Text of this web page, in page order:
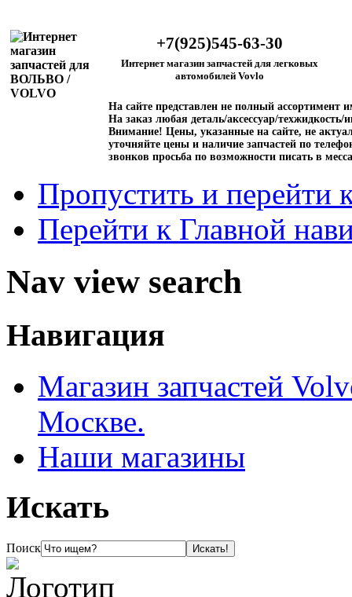
+7(925)545-63-30
Интернет магазин запчастей для легковых
автомобилей Vovlo
На сайте представлен не полный ассортимент
На заказ любая деталь/аксессуар/техжидкость/
Внимание! Цены, указанные на сайте, не
уточняйте цены и наличие запчастей по
звонков просьба по возможности писать в
Пропустить и перейти
Перейти к Главной
Nav view search
Навигация
Магазин запчастей
Москве.
Наши магазины
Искать
Поиск